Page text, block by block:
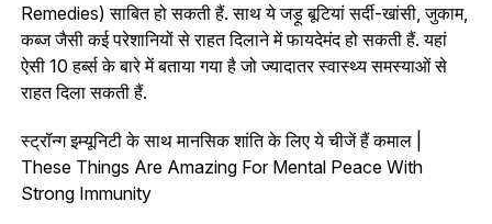
Remedies) साबित हो सकती हैं. साथ ये जड़ू बूटियां सर्दी-खांसी, जुकाम,
कब्ज जैसी कई परेशानियों से राहत दिलाने में फायदेमंद हो सकती हैं. यहां
ऐसी 10 हर्ब्स के बारे में बताया गया है जो ज्यादातर स्वास्थ्य समस्याओं से
राहत दिला सकती हैं.
स्ट्रॉन्ग इम्यूनिटी के साथ मानसिक शांति के लिए ये चीजें हैं कमाल |
These Things Are Amazing For Mental Peace With
Strong Immunity